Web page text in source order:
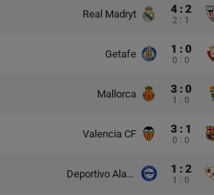
Real Madryt 4 : 2
2 : 1
Getafe 1 : 0
0 : 0
Mallorca 3 : 0
1 : 0
Valencia CF 3 : 1
0 : 0
Deportivo Alaves 1 : 2
1 : 0